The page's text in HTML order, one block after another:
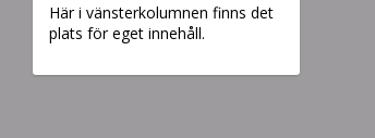
Här i vänsterkolumnen finns det
plats för eget innehåll.